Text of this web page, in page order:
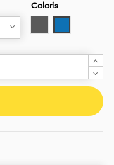
Coloris